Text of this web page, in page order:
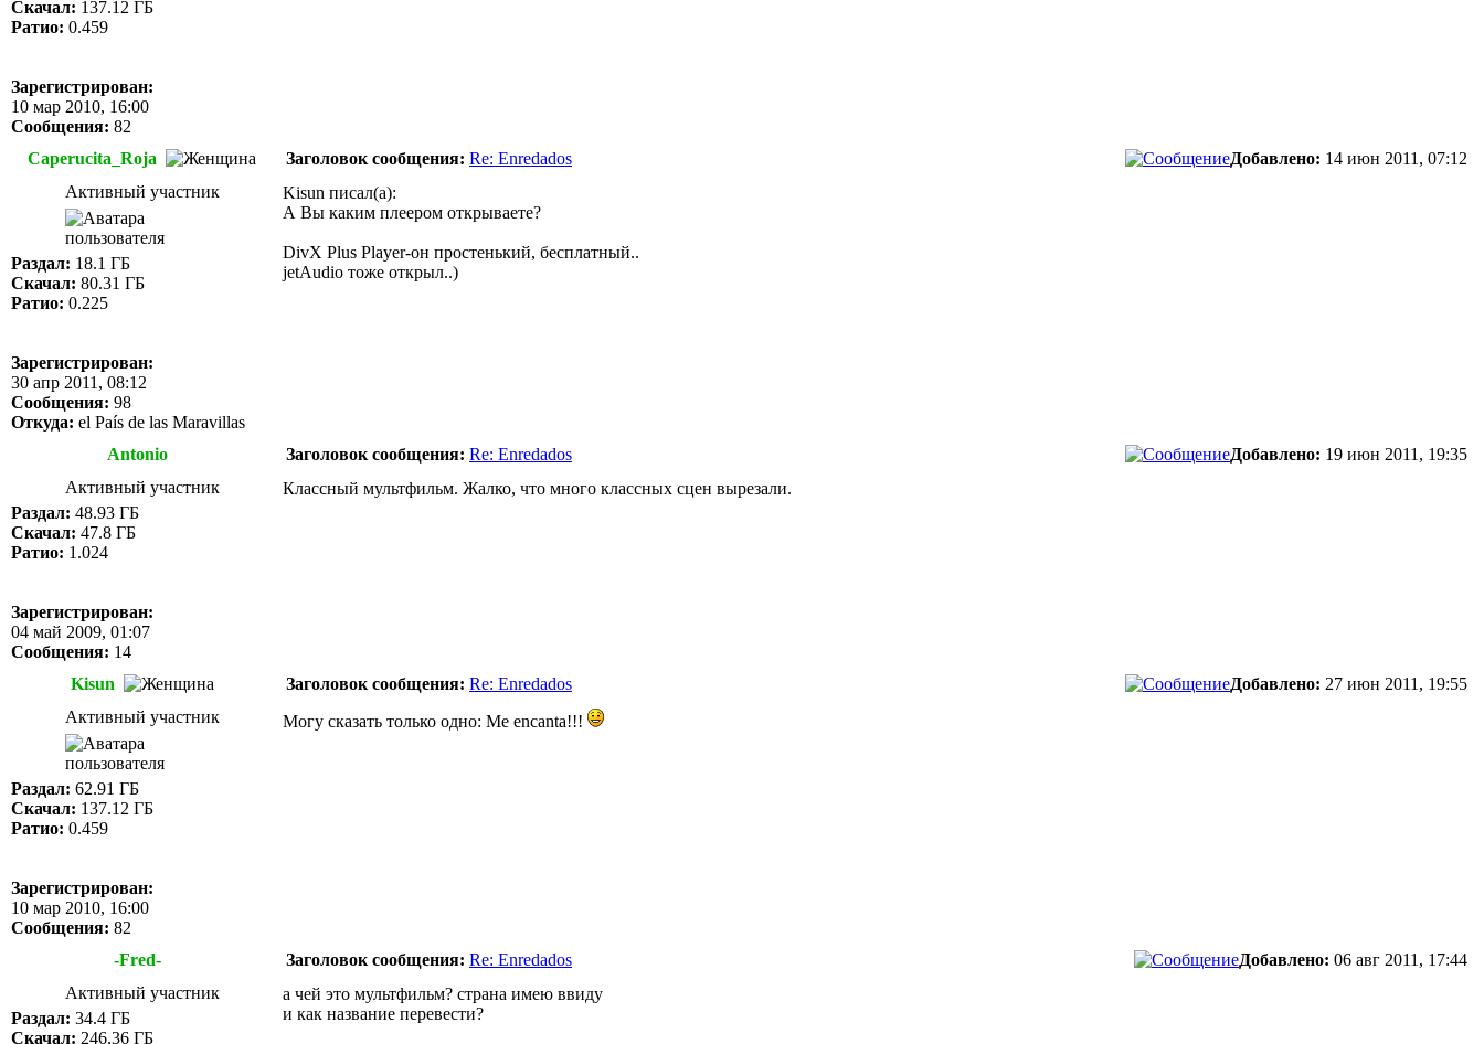
Скачал: 137.12 ГБ
Ратио: 0.459
Зарегистрирован:
10 мар 2010, 16:00
Сообщения: 82
Caperucita_Roja Заголовок сообщения: Re: Enredados Добавлено: 14 июн 2011, 07:12
Активный участник
Раздал: 18.1 ГБ
Скачал: 80.31 ГБ
Ратио: 0.225
Зарегистрирован:
30 апр 2011, 08:12
Сообщения: 98
Откуда: el País de las Maravillas
Kisun писал(а):
А Вы каким плеером открываете?
DivX Plus Player-он простенький, бесплатный..
jetAudio тоже открыл..)
Antonio Заголовок сообщения: Re: Enredados Добавлено: 19 июн 2011, 19:35
Активный участник
Раздал: 48.93 ГБ
Скачал: 47.8 ГБ
Ратио: 1.024
Зарегистрирован:
04 май 2009, 01:07
Сообщения: 14
Классный мультфильм. Жалко, что много классных сцен вырезали.
Kisun Заголовок сообщения: Re: Enredados Добавлено: 27 июн 2011, 19:55
Активный участник
Раздал: 62.91 ГБ
Скачал: 137.12 ГБ
Ратио: 0.459
Зарегистрирован:
10 мар 2010, 16:00
Сообщения: 82
Могу сказать только одно: Me encanta!!!
-Fred- Заголовок сообщения: Re: Enredados Добавлено: 06 авг 2011, 17:44
Активный участник
Раздал: 34.4 ГБ
Скачал: 246.36 ГБ
а чей это мультфильм? страна имею ввиду
и как название перевести?